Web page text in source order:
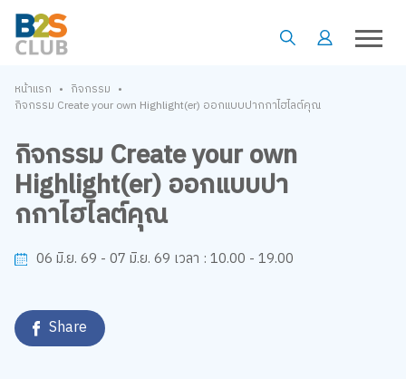
หน้าแรก • กิจกรรม •
กิจกรรม Create your own Highlight(er) ออกแบบปากกาไฮไลต์คุณ
กิจกรรม Create your own
Highlight(er) ออกแบบปา
กกาไฮไลต์คุณ
06 มิ.ย. 69 - 07 มิ.ย. 69 เวลา : 10.00 - 19.00
Share